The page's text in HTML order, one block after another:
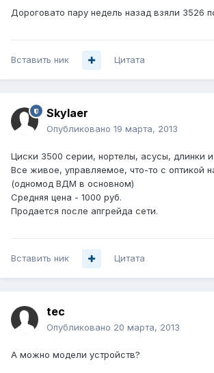
Дороговато пару недель назад взяли 3526
Вставить ник Цитата
Skylaer
Опубликовано 19 марта, 2013
Циски 3500 серии, нортелы, асусы, длинки и
Все живое, управляемое, что-то с оптикой
(одномод ВДМ в основном)
Средняя цена - 1000 руб.
Продается после апгрейда сети.
Вставить ник Цитата
tec
Опубликовано 20 марта, 2013
А можно модели устройств?